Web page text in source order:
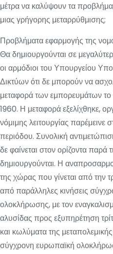
μέτρα να καλύψουν τα
μιας γρήγορης μεταρρύθμισης;
Προβλήματα εφαρμογής της
Θα δημιουργούνται σε
οι αρμόδιοι του Υπουργείου
Δικτύων ότι δε μπορούν να
μεταφορά των εμπορευμάτων
1960. Η μεταφορά εξελίχθηκε,
νόμιμης λειτουργίας παρέμεινε
περιόδου. Συνολική
δε φαίνεται στον ορίζοντα παρά
δημιουργούνται. Η
της χώρας που γίνεται από την
από παράλληλες κινήσεις
ολοκλήρωσης, με τον
αλυσίδας προς εξυπηρέτηση
και κωλύματα της
σύγχρονη ευρωπαϊκή